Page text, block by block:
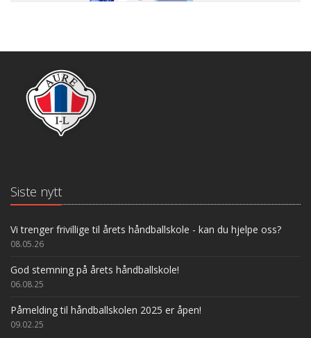
Siste nytt
Vi trenger frivillige til årets håndballskole - kan du hjelpe oss?
08.05.26
God stemning på årets håndballskole!
06.08.25
Påmelding til håndballskolen 2025 er åpen!
09.02.25